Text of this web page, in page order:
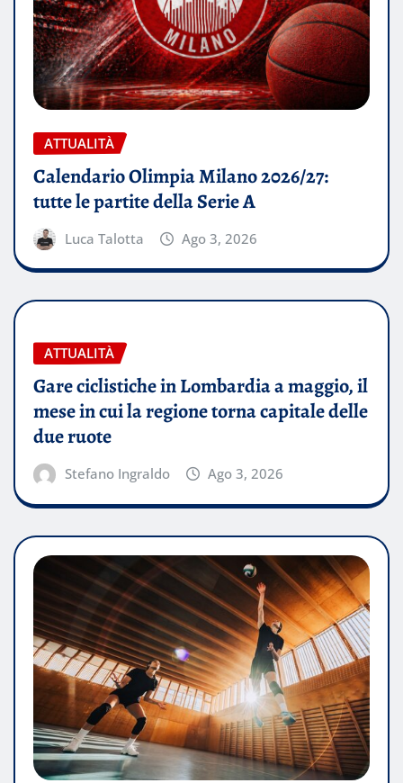
ATTUALITÀ
Calendario Olimpia Milano 2026/27:
tutte le partite della Serie A
Luca Talotta Ago 3, 2026
ATTUALITÀ
Gare ciclistiche in Lombardia a maggio, il
mese in cui la regione torna capitale delle
due ruote
Stefano Ingraldo Ago 3, 2026